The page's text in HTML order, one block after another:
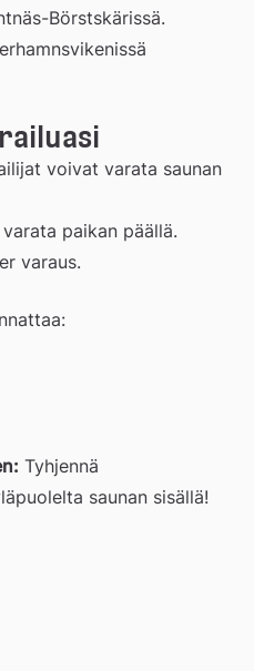
Börstskärissä.
voivat varata saunan
paikan päällä.
varaus.
Tyhjennä
saunan sisällä!